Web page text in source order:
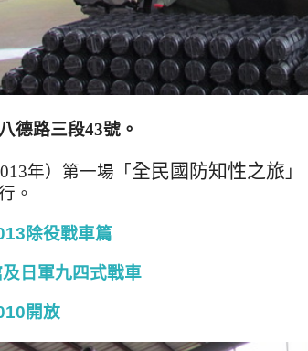
德路三段43號。
年）第一場 「 全民國防知性之旅 」
。
除役戰車篇
日軍九四式戰車
開放